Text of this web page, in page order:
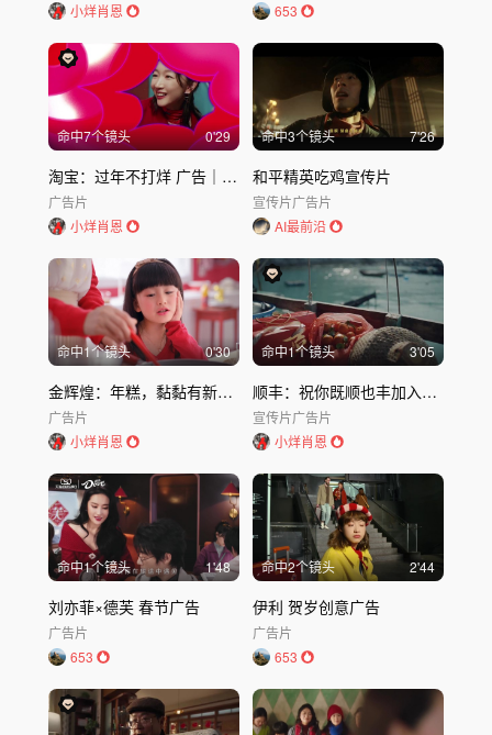
小烊肖恩
653
命中7个镜头 0'29
淘宝：过年不打烊 广告｜淘宝Taobao
广告片
小烊肖恩
命中3个镜头 7'26
和平精英吃鸡宣传片
宣传片广告片
AI最前沿
命中1个镜头 0'30
金辉煌：年糕，黏黏有新意｜金辉煌
广告片
小烊肖恩
命中1个镜头 3'05
顺丰：祝你既顺也丰加入家庭账户
宣传片广告片
小烊肖恩
命中1个镜头 1'48
刘亦菲×德芙 春节广告
广告片
653
命中2个镜头 2'44
伊利 贺岁创意广告
广告片
653